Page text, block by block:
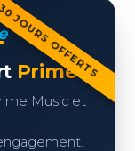
OFFERTS
Prime
Music et